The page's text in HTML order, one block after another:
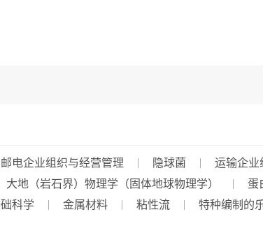
邮电企业组织与经营管理 隐球菌 运输企业
大地（岩石界）物理学（固体地球物理学） 蛋
科学 金属材料 粘性流 特种编制的